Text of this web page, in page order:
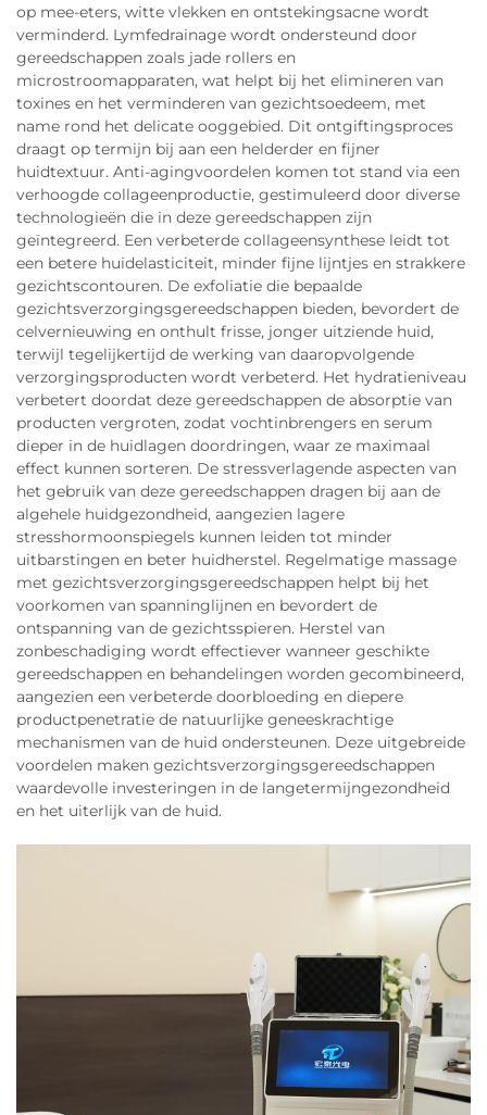
op mee-eters, witte vlekken en ontstekingsacne wordt
verminderd. Lymfedrainage wordt ondersteund door
gereedschappen zoals jade rollers en
microstroomapparaten, wat helpt bij het elimineren van
toxines en het verminderen van gezichtsoedeem, met
name rond het delicate ooggebied. Dit ontgiftingsproces
draagt op termijn bij aan een helderder en fijner
huidtextuur. Anti-agingvoordelen komen tot stand via een
verhoogde collageenproductie, gestimuleerd door diverse
technologieën die in deze gereedschappen zijn
geïntegreerd. Een verbeterde collageensynthese leidt tot
een betere huidelasticiteit, minder fijne lijntjes en strakkere
gezichtscontouren. De exfoliatie die bepaalde
gezichtsverzorgingsgereedschappen bieden, bevordert de
celvernieuwing en onthult frisse, jonger uitziende huid,
terwijl tegelijkertijd de werking van daaropvolgende
verzorgingsproducten wordt verbeterd. Het hydratieniveau
verbetert doordat deze gereedschappen de absorptie van
producten vergroten, zodat vochtinbrengers en serum
dieper in de huidlagen doordringen, waar ze maximaal
effect kunnen sorteren. De stressverlagende aspecten van
het gebruik van deze gereedschappen dragen bij aan de
algehele huidgezondheid, aangezien lagere
stresshormoonspiegels kunnen leiden tot minder
uitbarstingen en beter huidherstel. Regelmatige massage
met gezichtsverzorgingsgereedschappen helpt bij het
voorkomen van spanninglijnen en bevordert de
ontspanning van de gezichtsspieren. Herstel van
zonbeschadiging wordt effectiever wanneer geschikte
gereedschappen en behandelingen worden gecombineerd,
aangezien een verbeterde doorbloeding en diepere
productpenetratie de natuurlijke geneeskrachtige
mechanismen van de huid ondersteunen. Deze uitgebreide
voordelen maken gezichtsverzorgingsgereedschappen
waardevolle investeringen in de langetermijngezondheid
en het uiterlijk van de huid.